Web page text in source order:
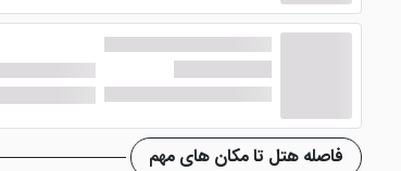
اماکن تاریخی و جاذبه های دیدنی همچون سعدیه،
فاصله هتل تا مکان های مهم